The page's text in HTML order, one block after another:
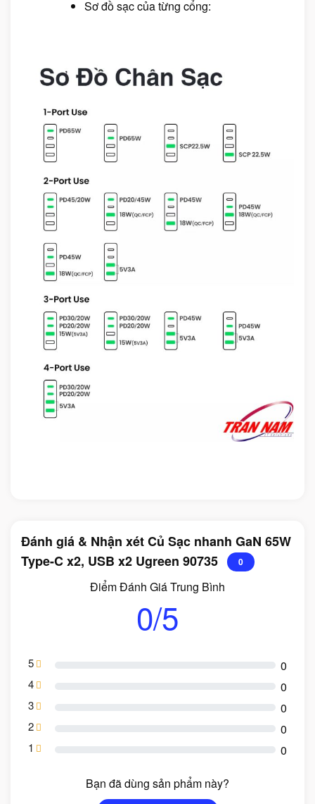
Sơ đồ sạc của từng cổng:
Đánh giá & Nhận xét Củ Sạc nhanh GaN 65W
Type-C x2, USB x2 Ugreen 90735
0
Điểm Đánh Giá Trung Bình
0/5
5 0
4 0
3 0
2 0
1 0
Bạn đã dùng sản phẩm này?